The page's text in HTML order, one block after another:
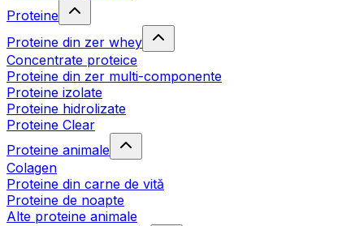
Proteine
Proteine din zer whey
Concentrate proteice
Proteine din zer multi-componente
Proteine izolate
Proteine hidrolizate
Proteine Clear
Proteine animale
Colagen
Proteine din carne de vită
Proteine de noapte
Alte proteine animale